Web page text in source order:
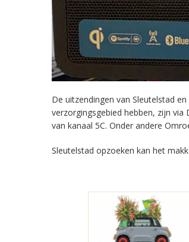
De uitzendingen van Sleutelstad
verzorgingsgebied hebben, zijn
van kanaal 5C. Onder andere
Sleutelstad opzoeken kan het